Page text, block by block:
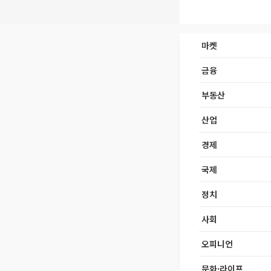
마켓
금융
부동산
산업
경제
국제
정치
사회
오피니언
문화·라이프